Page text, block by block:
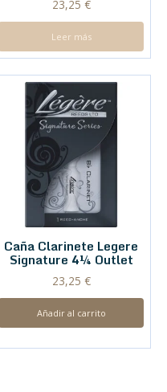
23,25 €
Leer más
Caña Clarinete Legere
Signature 4¼ Outlet
23,25 €
Añadir al carrito